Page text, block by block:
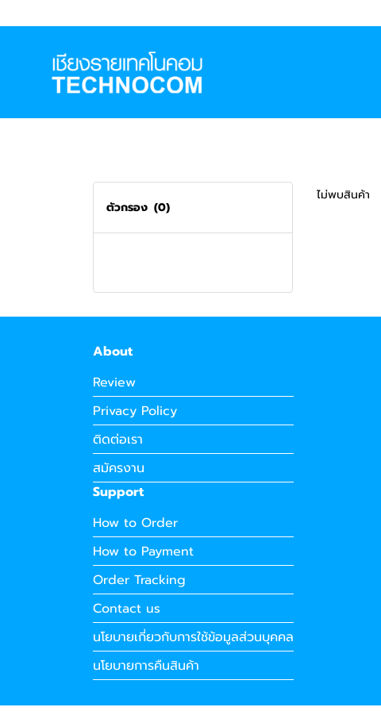
ตัวกรอง (0)
ไม่พบสินค้า
About
Review
Privacy Policy
ติดต่อเรา
สมัครงาน
Support
How to Order
How to Payment
Order Tracking
Contact us
นโยบายเกี่ยวกับการใช้ข้อมูลส่วนบุคคล
นโยบายการคืนสินค้า